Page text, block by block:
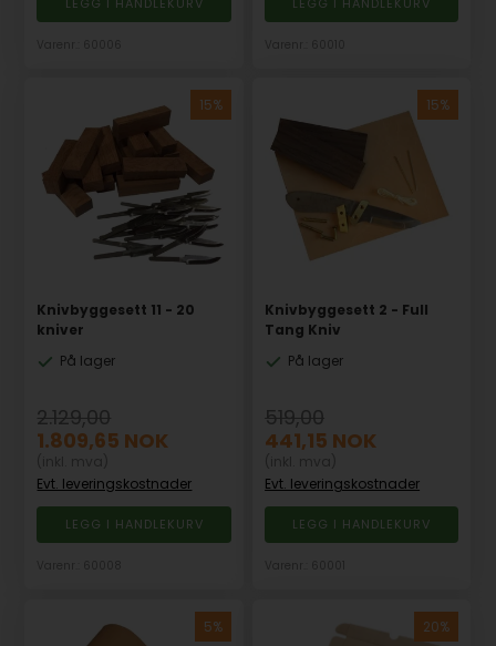
Knivbyggesett 11 - 20
kniver
På lager
2.129,00
1.809,65 NOK
Evt. leveringskostnader
Knivbyggesett 2 - Full
Tang Kniv
På lager
519,00
441,15 NOK
Evt. leveringskostnader